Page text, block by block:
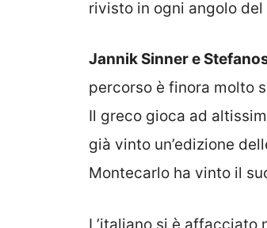
rivisto in ogni angolo
Jannik Sinner e
percorso è finora molto
Il greco gioca ad
già vinto un’edizione
Montecarlo ha vinto il
L’italiano si è